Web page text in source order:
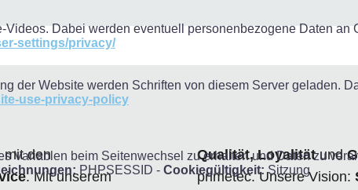
Videos. Dabei werden eventuell personenbezogene Daten an
settings/privacy/
der Website werden Schriften von diesem Server geladen.
use-privacy-policy
Variablen beim Seitenwechsel zu erhalten und Daten zu
PHPSESSID - Cookiegültigkeit: Sitzung
mit den
. Mit unserem
Qualität, Loyalitätund
primetec. Unsere Vision: